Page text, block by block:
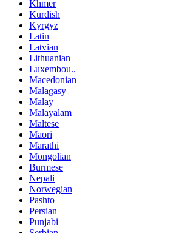
Khmer
Kurdish
Kyrgyz
Latin
Latvian
Lithuanian
Luxembou..
Macedonian
Malagasy
Malay
Malayalam
Maltese
Maori
Marathi
Mongolian
Burmese
Nepali
Norwegian
Pashto
Persian
Punjabi